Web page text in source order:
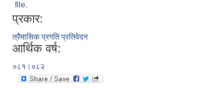
file.
प्रकार:
त्रैमासिक प्रगति प्रतिवेदन
आर्थिक वर्ष:
०८१।०८२